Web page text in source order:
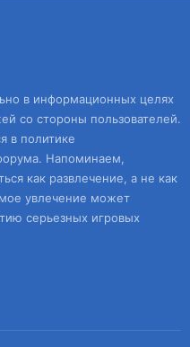
в информационных целях
со стороны пользователей.
в политике
Напоминаем,
как развлечение, а не как
увлечение может
серьезных игровых